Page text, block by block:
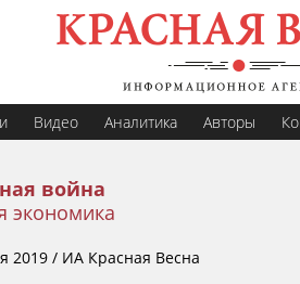
Видео Аналитика Авторы
война
экономика
2019 / ИА Красная Весна